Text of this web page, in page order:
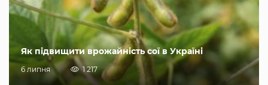
Як підвищити врожайність сої в Україні
6 липня 1 217